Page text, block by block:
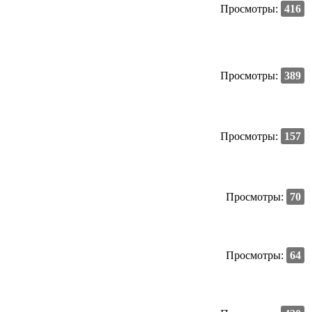
Просмотры: 416
Просмотры: 389
Просмотры: 157
Просмотры:
70
Просмотры: 64